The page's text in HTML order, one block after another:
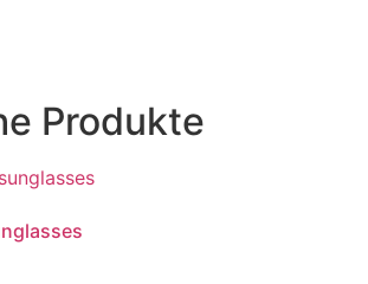
Produkte